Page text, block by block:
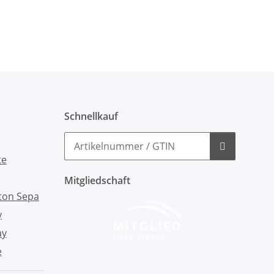
Schnellkauf
Mitgliedschaft